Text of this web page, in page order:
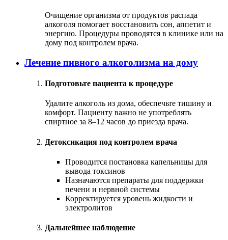
Очищение организма от продуктов распада
алкоголя помогает восстановить сон, аппетит и
энергию. Процедуры проводятся в клинике или на
дому под контролем врача.
Лечение пивного алкоголизма на дому
Подготовьте пациента к процедуре
Удалите алкоголь из дома, обеспечьте тишину и
комфорт. Пациенту важно не употреблять
спиртное за 8–12 часов до приезда врача.
Детоксикация под контролем врача
Проводится постановка капельницы для
вывода токсинов
Назначаются препараты для поддержки
печени и нервной системы
Корректируется уровень жидкости и
электролитов
Дальнейшее наблюдение